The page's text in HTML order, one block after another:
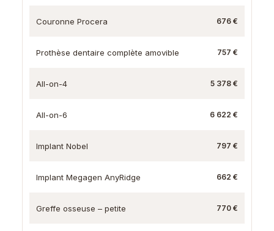
Couronne Procera 676 €
Prothèse dentaire complète amovible 757 €
All-on-4 5 378 €
All-on-6 6 622 €
Implant Nobel 797 €
Implant Megagen AnyRidge 662 €
Greffe osseuse – petite 770 €